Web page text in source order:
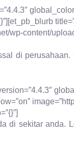
wp-content/
di
di sekitar anda.